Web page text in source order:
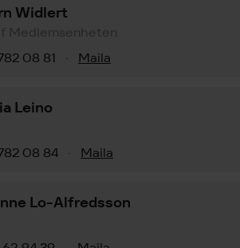
Widlert
Medlemsenheten
08 81
· Maila
Leino
08 84
· Maila
Lo-Alfredsson